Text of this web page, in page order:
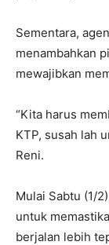
Sementara,
menambahkan
mewajibkan
“Kita harus
KTP, susah lah
Reni.
Mulai Sabtu (1/
untuk
berjalan lebih